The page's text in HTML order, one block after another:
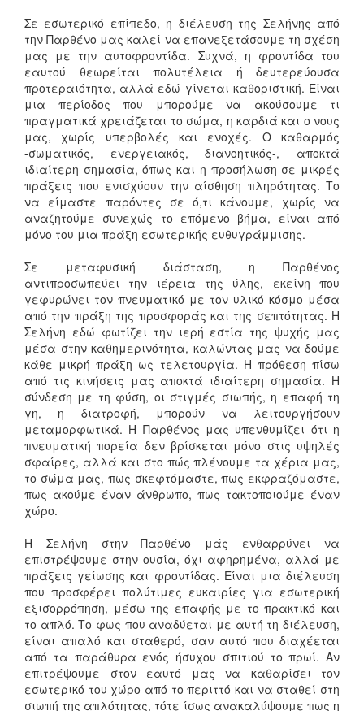
Σε εσωτερικό επίπεδο, η διέλευση της Σελήνης από
την Παρθένο μας καλεί να επανεξετάσουμε τη σχέση
μας με την αυτοφροντίδα. Συχνά, η φροντίδα του
εαυτού θεωρείται πολυτέλεια ή δευτερεύουσα
προτεραιότητα, αλλά εδώ γίνεται καθοριστική. Είναι
μια περίοδος που μπορούμε να ακούσουμε τι
πραγματικά χρειάζεται το σώμα, η καρδιά και ο νους
μας, χωρίς υπερβολές και ενοχές. Ο καθαρμός
-σωματικός, ενεργειακός, διανοητικός-, αποκτά
ιδιαίτερη σημασία, όπως και η προσήλωση σε μικρές
πράξεις που ενισχύουν την αίσθηση πληρότητας. Το
να είμαστε παρόντες σε ό,τι κάνουμε, χωρίς να
αναζητούμε συνεχώς το επόμενο βήμα, είναι από
μόνο του μια πράξη εσωτερικής ευθυγράμμισης.
Σε μεταφυσική διάσταση, η Παρθένος
αντιπροσωπεύει την ιέρεια της ύλης, εκείνη που
γεφυρώνει τον πνευματικό με τον υλικό κόσμο μέσα
από την πράξη της προσφοράς και της σεπτότητας. Η
Σελήνη εδώ φωτίζει την ιερή εστία της ψυχής μας
μέσα στην καθημερινότητα, καλώντας μας να δούμε
κάθε μικρή πράξη ως τελετουργία. Η πρόθεση πίσω
από τις κινήσεις μας αποκτά ιδιαίτερη σημασία. Η
σύνδεση με τη φύση, οι στιγμές σιωπής, η επαφή τη
γη, η διατροφή, μπορούν να λειτουργήσουν
μεταμορφωτικά. Η Παρθένος μας υπενθυμίζει ότι η
πνευματική πορεία δεν βρίσκεται μόνο στις υψηλές
σφαίρες, αλλά και στο πώς πλένουμε τα χέρια μας,
το σώμα μας, πως σκεφτόμαστε, πως εκφραζόμαστε,
πως ακούμε έναν άνθρωπο, πως τακτοποιούμε έναν
χώρο.
Η Σελήνη στην Παρθένο μάς ενθαρρύνει να
επιστρέψουμε στην ουσία, όχι αφηρημένα, αλλά με
πράξεις γείωσης και φροντίδας. Είναι μια διέλευση
που προσφέρει πολύτιμες ευκαιρίες για εσωτερική
εξισορρόπηση, μέσω της επαφής με το πρακτικό και
το απλό. Το φως που αναδύεται με αυτή τη διέλευση,
είναι απαλό και σταθερό, σαν αυτό που διαχέεται
από τα παράθυρα ενός ήσυχου σπιτιού το πρωί. Αν
επιτρέψουμε στον εαυτό μας να καθαρίσει τον
εσωτερικό του χώρο από το περιττό και να σταθεί στη
σιωπή της απλότητας, τότε ίσως ανακαλύψουμε πως η